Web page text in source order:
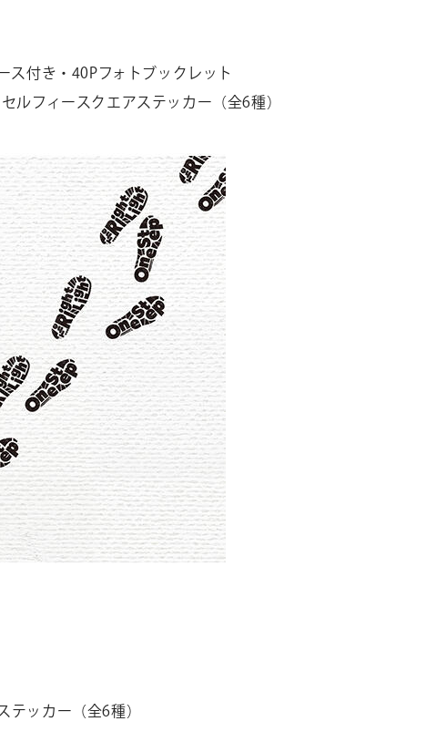
ス付き・40Pフォトブックレット
ルフィースクエアステッカー（全6種）
テッカー（全6種）